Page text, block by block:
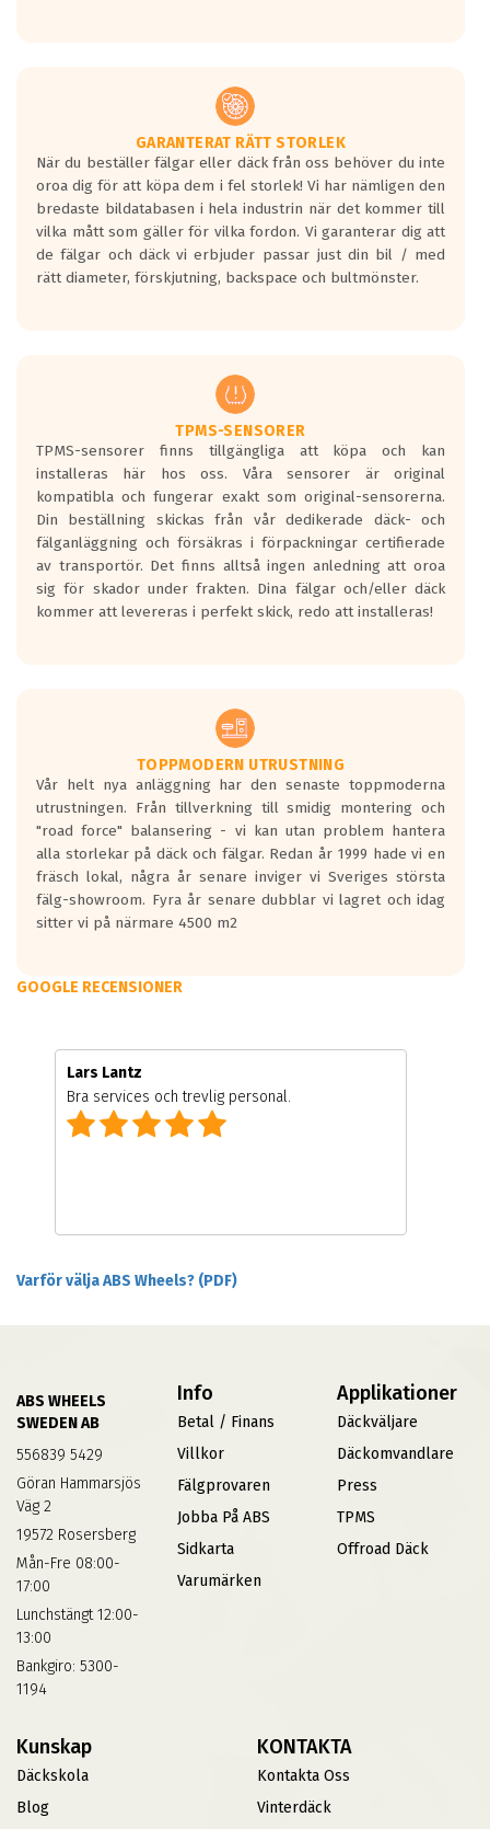
Vid körning i över 50km/h brukar
rullmotståndets ljud överträffa
motorljudet.
På däckmärkningen kommer det finnas
en symbol av ett däck med vågar. Hög
bullernivå markeras med svarta vågor
medans de vita vågorna påvisar om det är
ett tyst däck.
regelverket som introduceras år 2016.
Ett däck med två svarta vågor är redan
godkända för år 2016 nya regelverk.
Ett däck med en svart våg kommer vara
minst tre decibel tystare än det
regelverk som börjar gälla 2016.
GARANTERAT RÄTT STORLEK
När du beställer fälgar eller däck från oss behöver du inte
oroa dig för att köpa dem i fel storlek! Vi har nämligen den
bredaste bildatabasen i hela industrin när det kommer till
vilka mått som gäller för vilka fordon. Vi garanterar dig att
de fälgar och däck vi erbjuder passar just din bil / med
rätt diameter, förskjutning, backspace och bultmönster.
TPMS-SENSORER
TPMS-sensorer finns tillgängliga att köpa och kan
installeras här hos oss. Våra sensorer är original
kompatibla och fungerar exakt som original-sensorerna.
Din beställning skickas från vår dedikerade däck- och
fälganläggning och försäkras i förpackningar certifierade
av transportör. Det finns alltså ingen anledning att oroa
sig för skador under frakten. Dina fälgar och/eller däck
kommer att levereras i perfekt skick, redo att installeras!
TOPPMODERN UTRUSTNING
Vår helt nya anläggning har den senaste toppmoderna
utrustningen. Från tillverkning till smidig montering och
"road force" balansering - vi kan utan problem hantera
alla storlekar på däck och fälgar. Redan år 1999 hade vi en
fräsch lokal, några år senare inviger vi Sveriges största
fälg-showroom. Fyra år senare dubblar vi lagret och idag
sitter vi på närmare 4500 m2
GOOGLE RECENSIONER
Lars Lantz
Bra services och trevlig personal.
Varför välja ABS Wheels? (PDF)
ABS WHEELS
SWEDEN AB
556839 5429
Göran Hammarsjös
Väg 2
19572 Rosersberg
Mån-Fre 08:00-
17:00
Lunchstängt 12:00-
13:00
Bankgiro: 5300-
1194
Info
Betal / Finans
Villkor
Fälgprovaren
Jobba På ABS
Sidkarta
Varumärken
Applikationer
Däckväljare
Däckomvandlare
Press
TPMS
Offroad Däck
Kunskap
Däckskola
Blog
KONTAKTA
Kontakta Oss
Vinterdäck